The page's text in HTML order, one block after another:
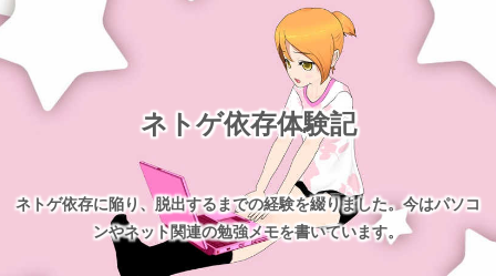
ネトゲ依存体験記
ネトゲ依存に陥り、脱出するまでの経験を綴りました。今はパソコ
ンやネット関連の勉強メモを書いています。